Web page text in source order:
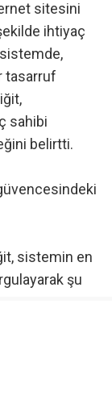
sitesini
ihtiyaç
sistemde,
tasarruf
sahibi
belirtti.
sistemin en
şu